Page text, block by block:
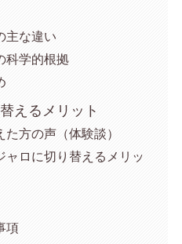
主な違い
科学的根拠
えるメリット
方の声（体験談）
ャロに切り替えるメリッ
項